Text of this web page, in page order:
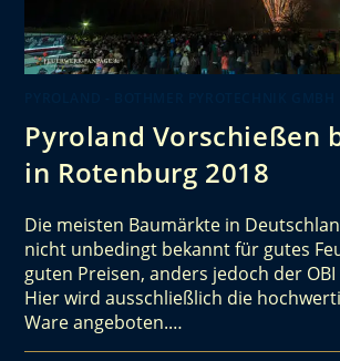
Pyroland Vorschießen
in Rotenburg 2018
Die meisten Baumärkte in
nicht unbedingt bekannt für gutes
guten Preisen, anders jedoch der
Hier wird ausschließlich die
Ware angeboten.…